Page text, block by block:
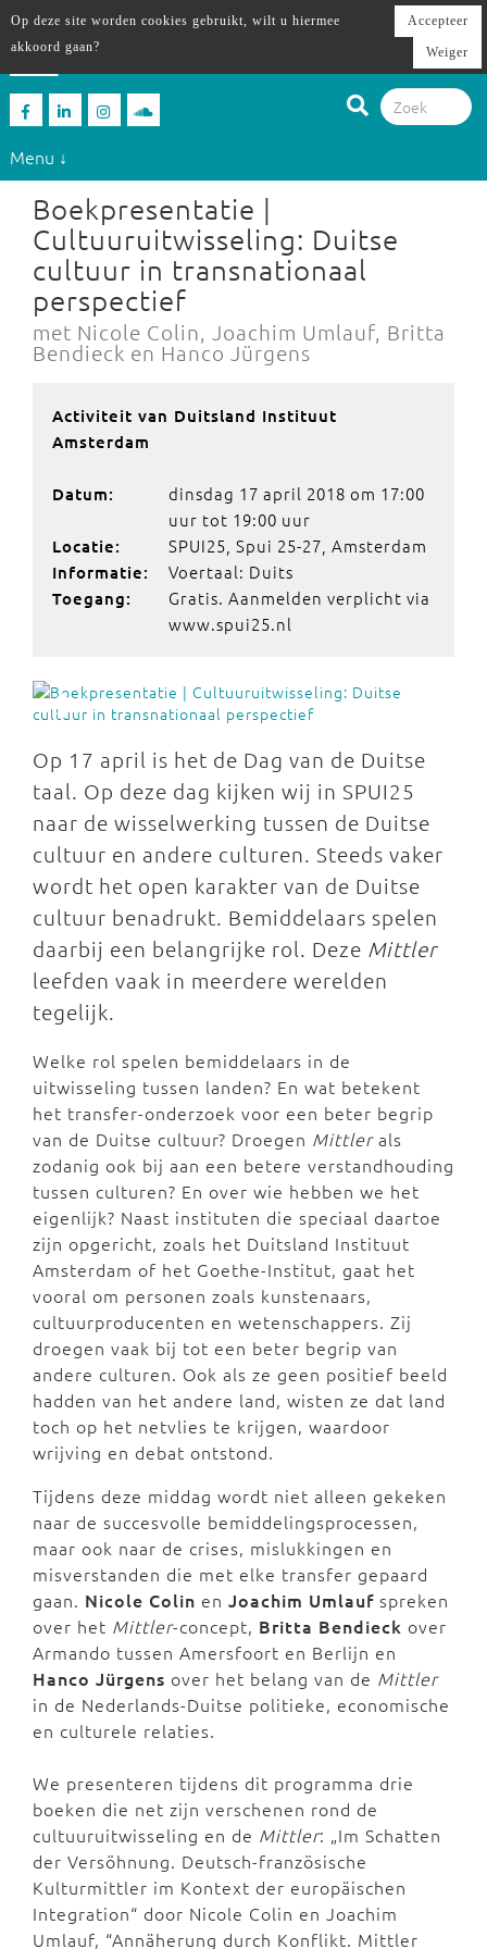
Menu ↓
Boekpresentatie |
Cultuuruitwisseling: Duitse
cultuur in transnationaal
perspectief
met Nicole Colin, Joachim Umlauf, Britta
Bendieck en Hanco Jürgens
Activiteit van Duitsland Instituut
Amsterdam
Datum:
dinsdag 17 april 2018 om 17:00
uur tot 19:00 uur
Locatie: SPUI25, Spui 25-27, Amsterdam
Informatie: Voertaal: Duits
Toegang:
Gratis. Aanmelden verplicht via
www.spui25.nl
Op 17 april is het de Dag van de Duitse
taal. Op deze dag kijken wij in SPUI25
naar de wisselwerking tussen de Duitse
cultuur en andere culturen. Steeds vaker
wordt het open karakter van de Duitse
cultuur benadrukt. Bemiddelaars spelen
daarbij een belangrijke rol. Deze Mittler
leefden vaak in meerdere werelden
tegelijk.
Welke rol spelen bemiddelaars in de
uitwisseling tussen landen? En wat betekent
het transfer-onderzoek voor een beter begrip
van de Duitse cultuur? Droegen Mittlerals
zodanig ook bij aan een betere verstandhouding
tussen culturen? En over wie hebben we het
eigenlijk? Naast instituten die speciaal daartoe
zijn opgericht, zoals het Duitsland Instituut
Amsterdam of het Goethe-Institut, gaat het
vooral om personen zoals kunstenaars,
cultuurproducenten en wetenschappers. Zij
droegen vaak bij tot een beter begrip van
andere culturen. Ook als ze geen positief beeld
hadden van het andere land, wisten ze dat land
toch op het netvlies te krijgen, waardoor
wrijving en debat ontstond.
Tijdens deze middag wordt niet alleen gekeken
naar de succesvolle bemiddelingsprocessen,
maar ook naar de crises, mislukkingen en
misverstanden die met elke transfer gepaard
gaan. Nicole Colin en Joachim Umlauf spreken
over het Mittler-concept, Britta Bendieck over
Armando tussen Amersfoort en Berlijn en
Hanco Jürgens over het belang van de Mittler
in de Nederlands-Duitse politieke, economische
en culturele relaties.
We presenteren tijdens dit programma drie
boeken die net zijn verschenen rond de
cultuuruitwisseling en de Mittler: „Im Schatten
der Versöhnung. Deutsch-französische
Kulturmittler im Kontext der europäischen
Integration“ door Nicole Colin en Joachim
Umlauf, “Annäherung durch Konflikt. Mittler
Op deze site worden cookies gebruikt, wilt u hiermee
akkoord gaan?
Accepteer
Weiger